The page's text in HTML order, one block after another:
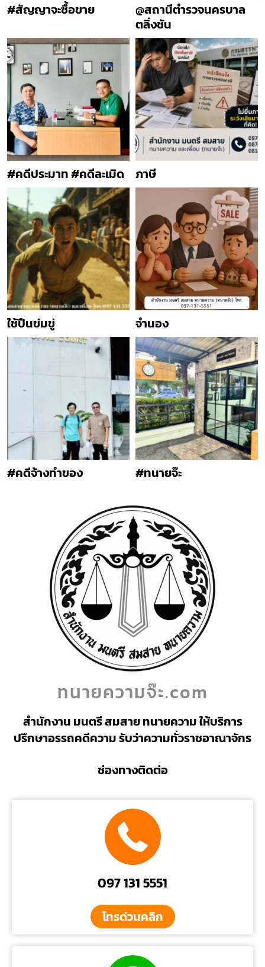
#สัญญาจะซื้อขาย
@สถานีตำรวจนครบาล
ตลิ่งชัน
#คดีประมาท #คดีละเมิด ภาษี
ใช้ปืนข่มขู่ จำนอง
#คดีจ้างทำของ #ทนายจ๊ะ
ทนายความจ๊ะ.com
สำนักงาน มนตรี สมสาย ทนายความ ให้บริการ
ปรึกษาอรรถคดีความ รับว่าความทั่วราชอาณาจักร
ช่องทางติดต่อ
097 131 5551
โทรด่วนคลิก